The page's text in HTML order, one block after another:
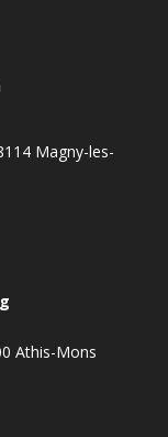
Magny-les-
Athis-Mons